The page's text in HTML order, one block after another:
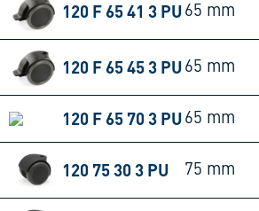
120 F 65 41 3 PU 65 mm
120 F 65 45 3 PU 65 mm
120 F 65 70 3 PU 65 mm
120 75 30 3 PU 75 mm